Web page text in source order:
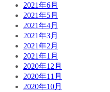
2021年6月
2021年5月
2021年4月
2021年3月
2021年2月
2021年1月
2020年12月
2020年11月
2020年10月